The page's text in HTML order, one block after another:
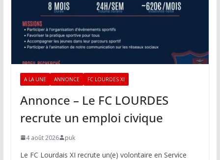
A LA UNE ANNONCE FC LOURDES XI
Annonce – Le FC LOURDES
recrute un emploi civique
4 août 2026 puk
Le FC Lourdais XI recrute un(e) volontaire en Service